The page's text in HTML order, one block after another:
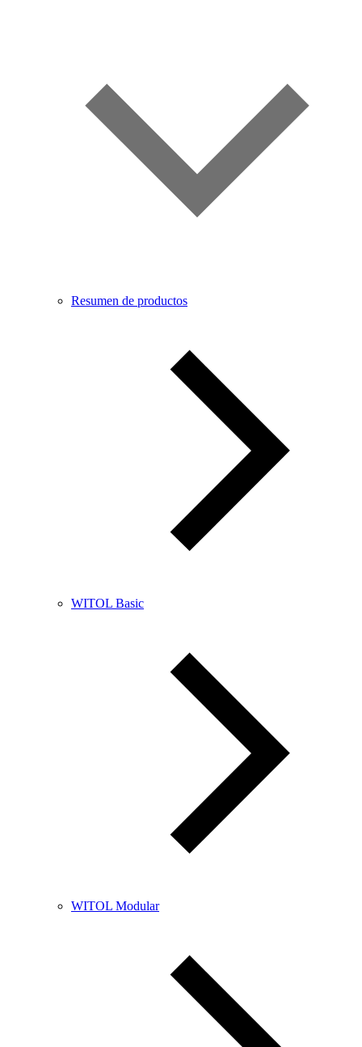
Resumen de productos
WITOL Basic
WITOL Modular